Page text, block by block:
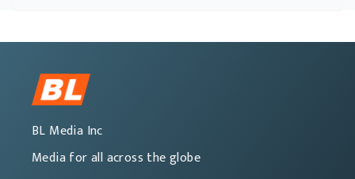
BL Media Inc
Media for all across the globe